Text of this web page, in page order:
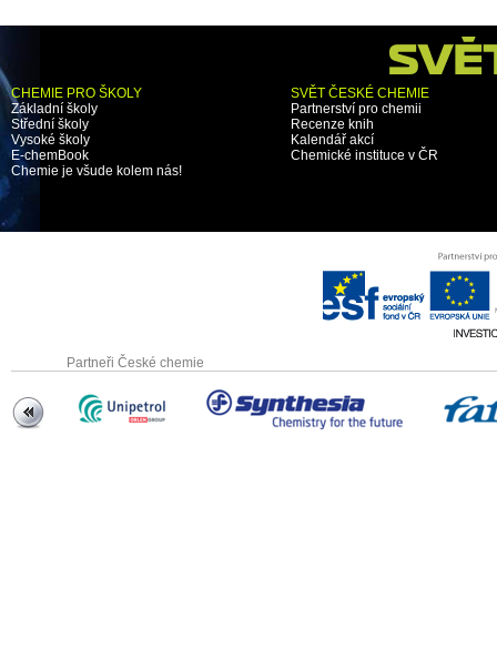
CHEMIE PRO ŠKOLY
Základní školy
Střední školy
Vysoké školy
E-chemBook
Chemie je všude kolem nás!
SVĚT ČESKÉ CHEMIE
Partnerství pro chemii
Recenze knih
Kalendář akcí
Chemické instituce v ČR
Partneři České chemie